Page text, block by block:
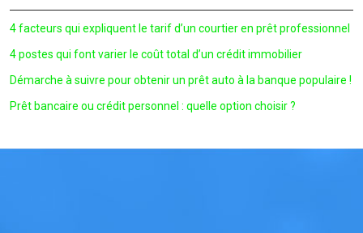
4 facteurs qui expliquent le tarif d’un courtier en prêt professionnel
4 postes qui font varier le coût total d’un crédit immobilier
Démarche à suivre pour obtenir un prêt auto à la banque populaire !
Prêt bancaire ou crédit personnel : quelle option choisir ?